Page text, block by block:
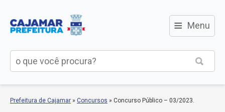
≡ Menu
Prefeitura de Cajamar » Concursos » Concurso Público – 03/2023.